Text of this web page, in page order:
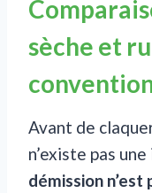
sèche et
Avant de
n’existe pas
démission n’est